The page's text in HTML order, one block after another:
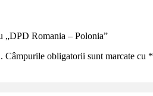
„DPD Romania – Polonia”
Câmpurile obligatorii sunt marcate cu *